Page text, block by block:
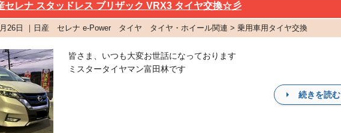
レナ スタッドレス ブリザック VRX3 タイヤ交換☆彡
26日 ｜日産 セレナ e-Power タイヤ タイヤ・ホイール関連 > 乗用車用タイヤ交換
皆さま、いつも大変お世話になっております
ミスタータイヤマン富田林です
続きを読む